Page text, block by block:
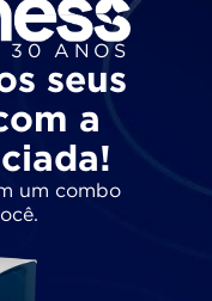
30 ANOS
seus
a
um combo